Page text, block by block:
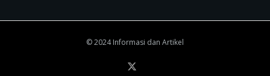
© 2024 Informasi dan Artikel